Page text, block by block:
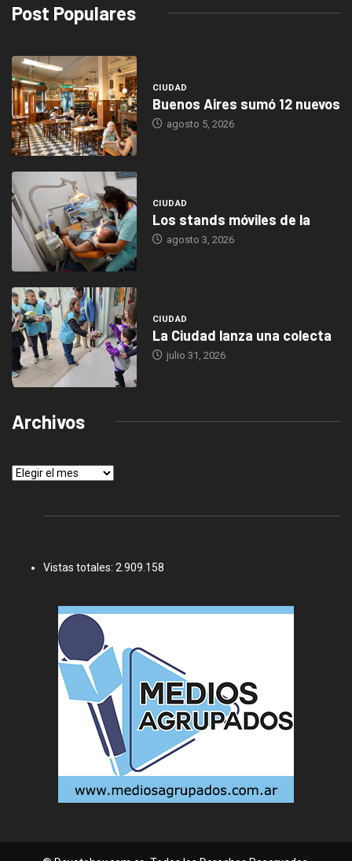
Post Populares
CIUDAD
Buenos Aires sumó 12 nuevos
agosto 5, 2026
CIUDAD
Los stands móviles de la
agosto 3, 2026
CIUDAD
La Ciudad lanza una colecta
julio 31, 2026
Archivos
Archivos
Vistas totales: 2.909.158